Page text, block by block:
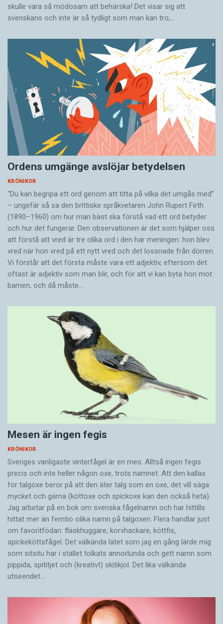
skulle vara så mödosam att behärska! Det visar sig att
svenskans och inte är så tydligt som man kan tro;…
Ordens umgänge avslöjar betydelsen
KRÖNIKOR
”Du kan begripa ett ord genom att titta på vilka det umgås med”
– ungefär så sa den brittiske språkvetaren John Rupert Firth
(1890–1960) om hur man bäst ska förstå vad ett ord betyder
och hur det fungerar. Den ­observationen är det som hjälper oss
att förstå att vred är tre olika ord i den här meningen: hon blev
vred när hon vred på ett nytt vred och det lossnade från dörren.
Vi förstår att det första måste vara ett adjektiv, eftersom det
oftast är adjektiv som man blir, och för att vi kan byta hon mot
barnen, och då måste…
Mesen är ingen fegis
KRÖNIKOR
Sveriges vanligaste vinterfågel är en mes. Alltså ingen fegis
precis och inte heller någon oxe, trots namnet. Att den kallas
för talgoxe beror på att den äter talg som en oxe, det vill säga
mycket och gärna (köttoxe och spickoxe kan den också heta).
Jag arbetar på en bok om svenska fågelnamn och har hittills
hittat mer än femtio olika namn på talgoxen. Flera handlar just
om favoritfödan: fläskhuggare, korvhackare, köttfis,
spickeköttsfågel. Det välkända lätet som jag en gång lärde mig
som sitsitu har i stället tolkats annorlunda och gett namn som
pippida, spititjet och (kreativt) skitikjol. Det lika välkända
utseendet…